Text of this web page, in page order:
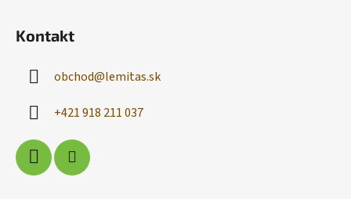
Kontakt
obchod@lemitas.sk
+421 918 211 037